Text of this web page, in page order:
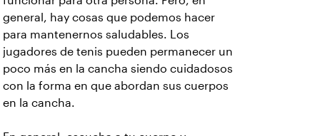
general, hay cosas que podemos hacer
para mantenernos saludables. Los
jugadores de tenis pueden permanecer un
poco más en la cancha siendo cuidadosos
con la forma en que abordan sus cuerpos
en la cancha.